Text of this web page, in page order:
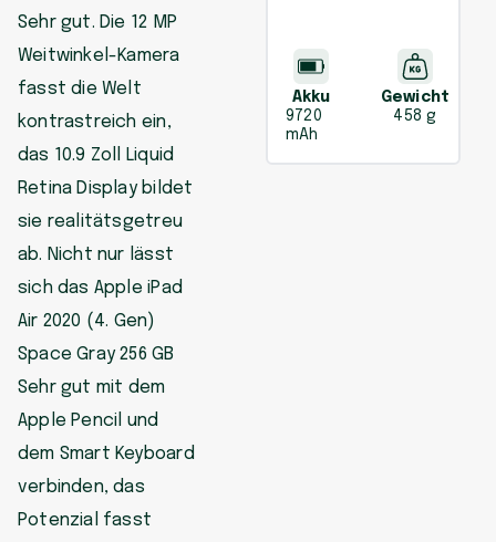
Sehr gut. Die 12 MP
Weitwinkel-Kamera
fasst die Welt
kontrastreich ein,
das 10.9 Zoll Liquid
Retina Display bildet
sie realitätsgetreu
ab. Nicht nur lässt
sich das Apple iPad
Air 2020 (4. Gen)
Space Gray 256 GB
Sehr gut mit dem
Apple Pencil und
dem Smart Keyboard
verbinden, das
Potenzial fasst
Akku
9720
mAh
Gewicht
458 g